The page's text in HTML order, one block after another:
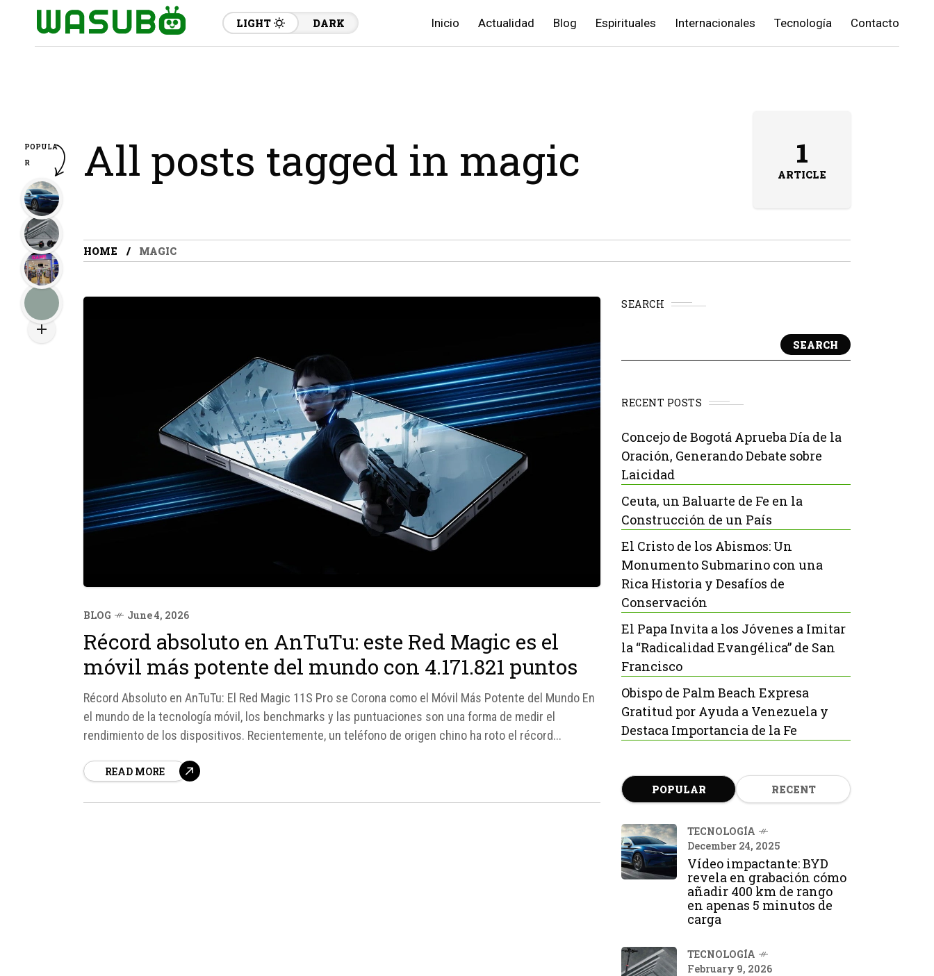
LIGHT DARK Inicio Actualidad Blog Espirituales Internacionales Tecnología Contacto
All posts tagged in magic 1
ARTICLE
HOME MAGIC
BLOG June 4, 2026
Récord absoluto en AnTuTu: este Red Magic es el
móvil más potente del mundo con 4.171.821 puntos
Récord Absoluto en AnTuTu: El Red Magic 11S Pro se Corona como el Móvil Más Potente del Mundo En
el mundo de la tecnología móvil, los benchmarks y las puntuaciones son una forma de medir el
rendimiento de los dispositivos. Recientemente, un teléfono de origen chino ha roto el récord...
READ MORE
SEARCH
SEARCH
RECENT POSTS
Concejo de Bogotá Aprueba Día de la
Oración, Generando Debate sobre
Laicidad
Ceuta, un Baluarte de Fe en la
Construcción de un País
El Cristo de los Abismos: Un
Monumento Submarino con una
Rica Historia y Desafíos de
Conservación
El Papa Invita a los Jóvenes a Imitar
la “Radicalidad Evangélica” de San
Francisco
Obispo de Palm Beach Expresa
Gratitud por Ayuda a Venezuela y
Destaca Importancia de la Fe
POPULAR RECENT
TECNOLOGÍA
December 24, 2025
Vídeo impactante: BYD
revela en grabación cómo
añadir 400 km de rango
en apenas 5 minutos de
carga
TECNOLOGÍA
February 9, 2026
POPULA
R